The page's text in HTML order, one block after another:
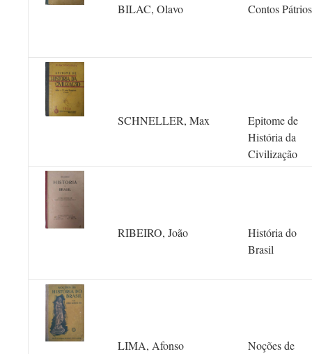
BILAC, Olavo Contos Pátrios
SCHNELLER, Max
Epitome de
História da
Civilização
RIBEIRO, João
História do
Brasil
LIMA, Afonso
Noções de